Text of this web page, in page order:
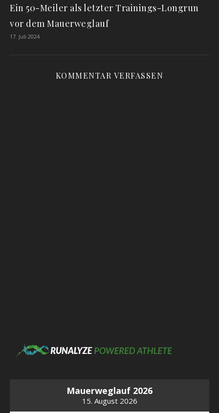
Ein 50-Meiler als letzter Trainings-Longrun
vor dem Mauerweglauf
17. Juli 2024
KOMMENTAR VERFASSEN
Mauerweglauf 2026
15. August 2026